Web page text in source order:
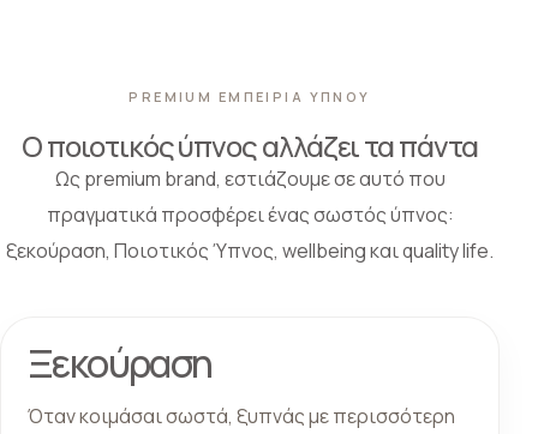
PREMIUM ΕΜΠΕΙΡΙΑ ΥΠΝΟΥ
Ο ποιοτικός ύπνος αλλάζει τα πάντα
Ως premium brand, εστιάζουμε σε αυτό που
πραγματικά προσφέρει ένας σωστός ύπνος:
ξεκούραση, Ποιοτικός Ύπνος, wellbeing και quality life.
Ξεκούραση
Όταν κοιμάσαι σωστά, ξυπνάς με περισσότερη